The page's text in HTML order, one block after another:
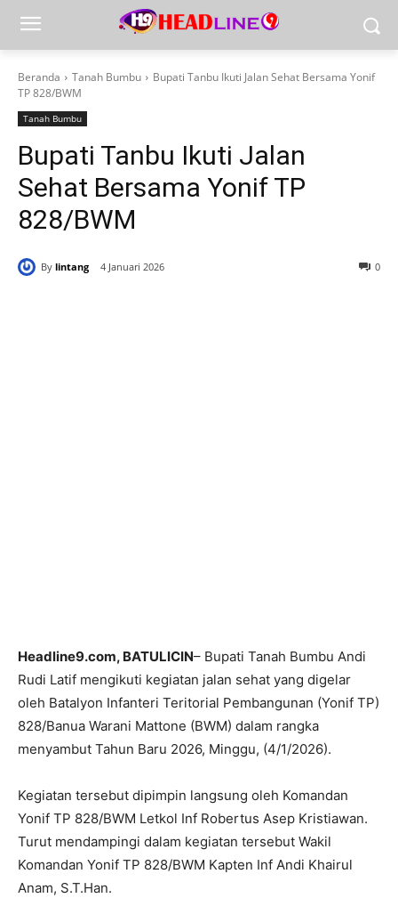
Beranda Tanah Bumbu
Bupati Tanbu Ikuti Jalan Sehat Bersama Yonif
TP 828/BWM
Tanah Bumbu
Bupati Tanbu Ikuti Jalan
Sehat Bersama Yonif TP
828/BWM
By lintang 4 Januari 2026 0
Headline9.com, BATULICIN– Bupati Tanah Bumbu Andi
Rudi Latif mengikuti kegiatan jalan sehat yang digelar
oleh Batalyon Infanteri Teritorial Pembangunan (Yonif TP)
828/Banua Warani Mattone (BWM) dalam rangka
menyambut Tahun Baru 2026, Minggu, (4/1/2026).
Kegiatan tersebut dipimpin langsung oleh Komandan
Yonif TP 828/BWM Letkol Inf Robertus Asep Kristiawan.
Turut mendampingi dalam kegiatan tersebut Wakil
Komandan Yonif TP 828/BWM Kapten Inf Andi Khairul
Anam, S.T.Han.